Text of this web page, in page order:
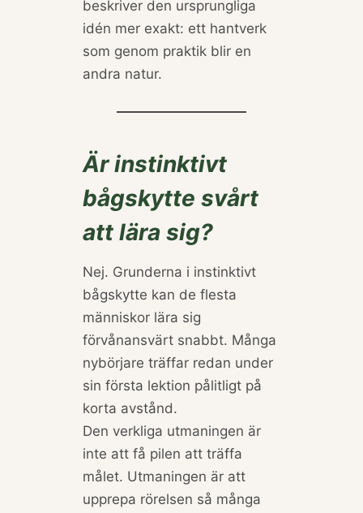
beskriver den ursprungliga
idén mer exakt: ett hantverk
som genom praktik blir en
andra natur.
Är instinktivt
bågskytte svårt
att lära sig?
Nej. Grunderna i instinktivt
bågskytte kan de flesta
människor lära sig
förvånansvärt snabbt. Många
nybörjare träffar redan under
sin första lektion pålitligt på
korta avstånd.
Den verkliga utmaningen är
inte att få pilen att träffa
målet. Utmaningen är att
upprepa rörelsen så många